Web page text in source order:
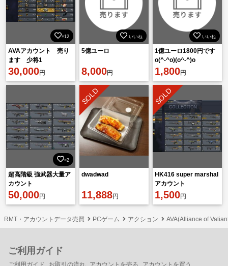
×12
AVAアカウント 売り
ます 少将1
30,000円
いいね
5億ユーロ
8,000円
いいね
1億ユーロ1800円です
o(^-^o)(o^-^)o
1,800円
×2
超高階級 強武器大量ア
カウント
50,000円
SOLD
dwadwad
11,888円
SOLD
HK416 super marshal
アカウント
1,500円
RMT・アカウントデータ売買 PCゲーム アクション AVA(Alliance of
ご利用ガイド
ご利用ガイド お取引の流れ アカウントを売る アカウントを買う